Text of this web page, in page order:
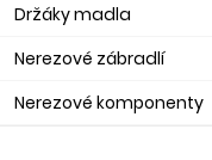
Držáky madla
Nerezové zábradlí
Nerezové komponenty